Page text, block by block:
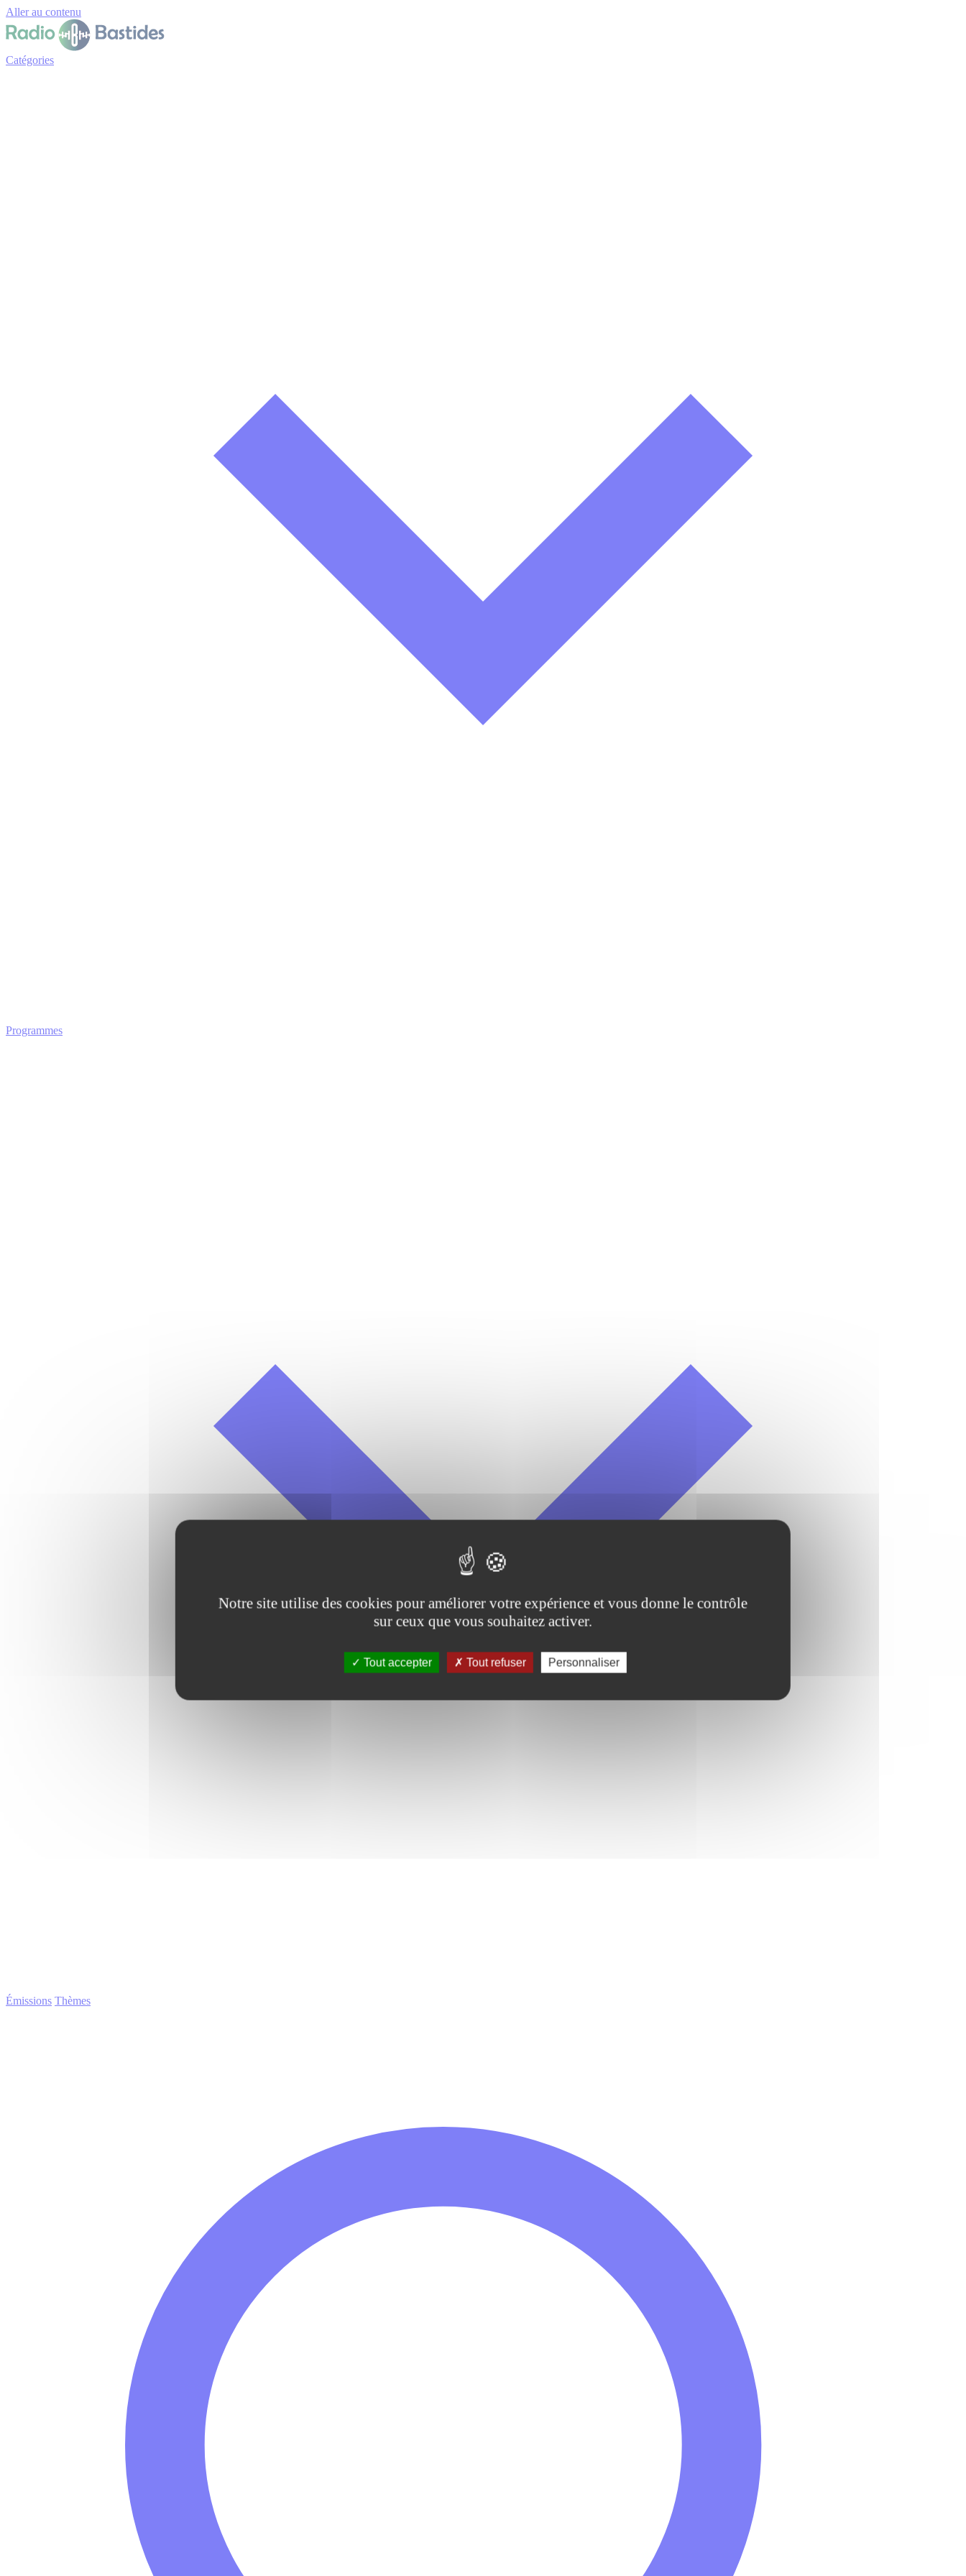
Aller au contenu
Catégories
Programmes
Émissions Thèmes
Panneau de gestion des cookies
Notre site utilise des cookies pour améliorer votre expérience et vous donne le contrôle
sur ceux que vous souhaitez activer.
Tout accepter Tout refuser Personnaliser